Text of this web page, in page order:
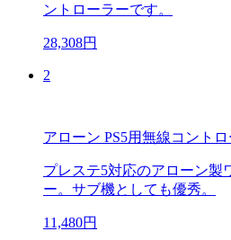
ントローラーです。
28,308円
2
アローン PS5用無線コント
プレステ5対応のアローン製
ー。サブ機としても優秀。
11,480円